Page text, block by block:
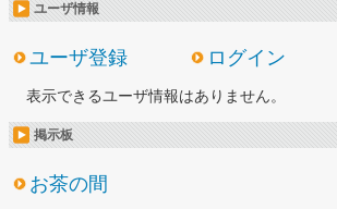
ユーザ情報
ユーザ登録 ログイン
表示できるユーザ情報はありません。
掲示板
お茶の間